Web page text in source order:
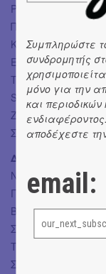
Ραφή
Παρλιάρος
Κατασκευή
Επικοινωνία –
Τσολάκη
SocialMedia –
Ζαρκαδούλας
Συμπαραγωγή:
Διανομή (με
Νένα: Κλεοπάτρα
Γιατρός Άστρωφ:
Βάνιας:
Σερεμπριακώφ:
Τελιέγκιν:
Σόνια: Αμαλία
Συμπληρώστε
συνδρομητής
μόνο για την
και περιοδικών
αποδέχεστε
email: